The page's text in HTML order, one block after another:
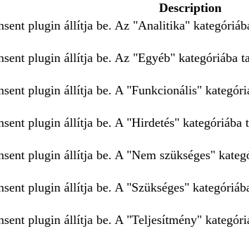
Description
plugin állítja be. Az "Analitika"
plugin állítja be. Az "Egyéb" kategóriába
plugin állítja be. A "Funkcionális"
plugin állítja be. A "Hirdetés" kategóriába
plugin állítja be. A "Nem szükséges"
plugin állítja be. A "Szükséges"
plugin állítja be. A "Teljesítmény"